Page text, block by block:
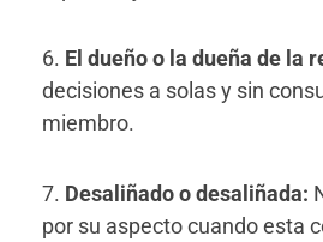
6. El dueño o la dueña de la
decisiones a solas y sin
miembro.
7. Desaliñado o desaliñada:
por su aspecto cuando esta